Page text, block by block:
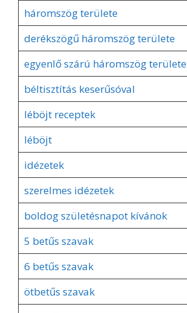
háromszög területe
derékszögű háromszög területe
egyenlő szárú háromszög területe
béltisztítás keserűsóval
léböjt receptek
léböjt
idézetek
szerelmes idézetek
boldog születésnapot kívánok
5 betűs szavak
6 betűs szavak
ötbetűs szavak